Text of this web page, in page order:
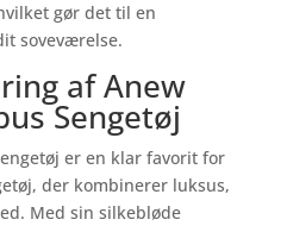
gør det til en
soveværelse.
af Anew
Sengetøj
er en klar favorit for
der kombinerer luksus,
Med sin silkebløde